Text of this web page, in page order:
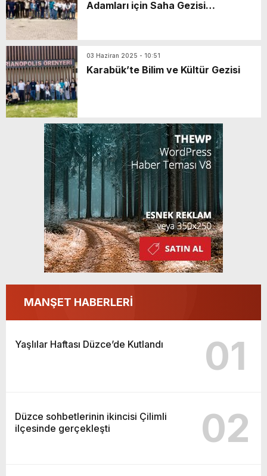
Adamları için Saha Gezisi
03 Haziran 2025 - 10:51
Karabük’te Bilim ve Kültür Gezisi
MANŞET HABERLERİ
Yaşlılar Haftası Düzce’de Kutlandı 01
Düzce sohbetlerinin ikincisi Çilimli
ilçesinde gerçekleşti
02